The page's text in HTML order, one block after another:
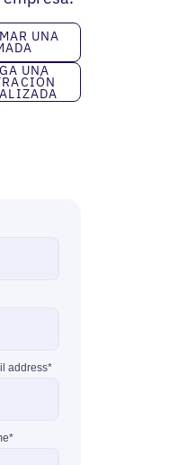
llamada
UNA
demostración
UNA